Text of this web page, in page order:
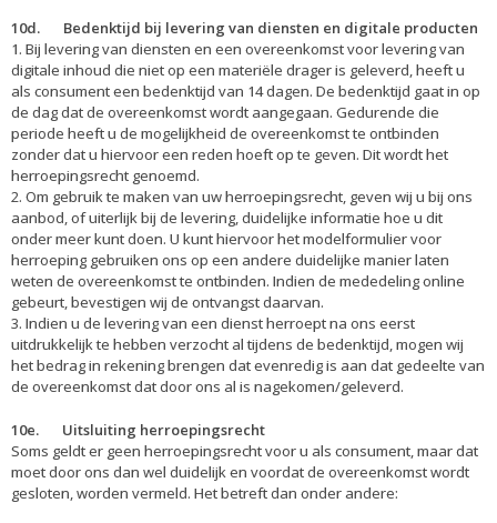
10d. Bedenktijd bij levering van diensten en digitale producten
1. Bij levering van diensten en een overeenkomst voor levering van
digitale inhoud die niet op een materiële drager is geleverd, heeft u
als consument een bedenktijd van 14 dagen. De bedenktijd gaat in op
de dag dat de overeenkomst wordt aangegaan. Gedurende die
periode heeft u de mogelijkheid de overeenkomst te ontbinden
zonder dat u hiervoor een reden hoeft op te geven. Dit wordt het
herroepingsrecht genoemd.
2. Om gebruik te maken van uw herroepingsrecht, geven wij u bij ons
aanbod, of uiterlijk bij de levering, duidelijke informatie hoe u dit
onder meer kunt doen. U kunt hiervoor het modelformulier voor
herroeping gebruiken ons op een andere duidelijke manier laten
weten de overeenkomst te ontbinden. Indien de mededeling online
gebeurt, bevestigen wij de ontvangst daarvan.
3. Indien u de levering van een dienst herroept na ons eerst
uitdrukkelijk te hebben verzocht al tijdens de bedenktijd, mogen wij
het bedrag in rekening brengen dat evenredig is aan dat gedeelte van
de overeenkomst dat door ons al is nagekomen/geleverd.
10e. Uitsluiting herroepingsrecht
Soms geldt er geen herroepingsrecht voor u als consument, maar dat
moet door ons dan wel duidelijk en voordat de overeenkomst wordt
gesloten, worden vermeld. Het betreft dan onder andere: